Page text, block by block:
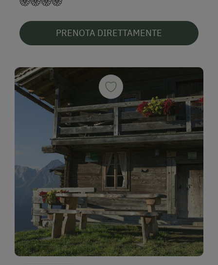
PRENOTA DIRETTAMENTE